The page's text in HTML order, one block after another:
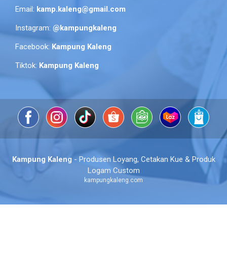
Email: kamp.kaleng@gmail.com
Instagram: @kampungkaleng
Facebook: Kampung Kaleng
Tiktok: Kampung Kaleng
Kampung Kaleng- Produsen Loyang, Cetakan Kue & Produk
Logam Custom
kampungkaleng.com